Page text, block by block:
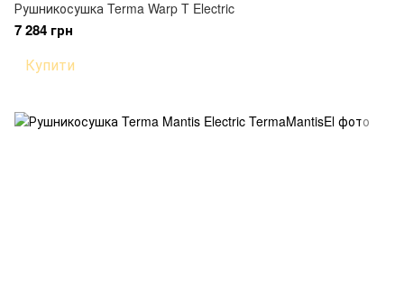
Рушникосушка Terma Warp T Electric
7 284 грн
Купити